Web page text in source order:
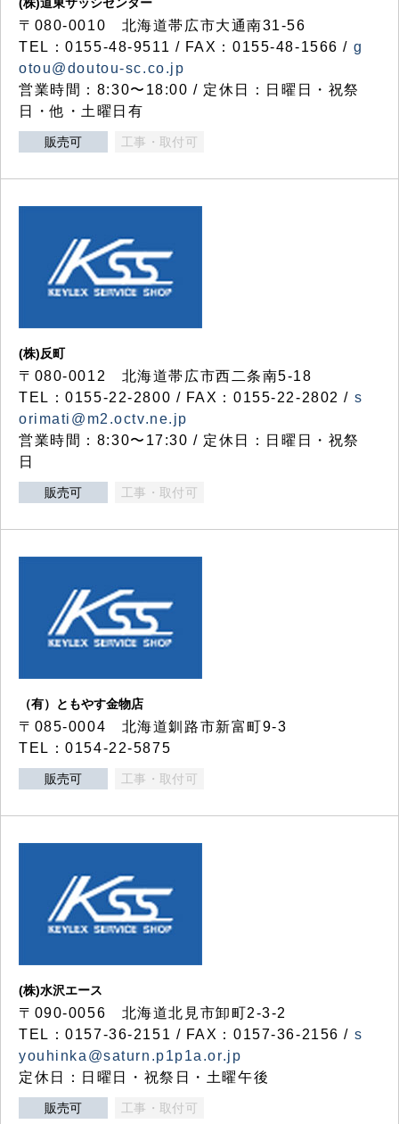
〒080-0010 北海道帯広市大通南31-56
TEL：0155-48-9511 / FAX：0155-48-1566 / g
otou@doutou-sc.co.jp
営業時間：8:30〜18:00 / 定休日：日曜日・祝祭
日・他・土曜日有
販売可 工事・取付可
(株)反町
〒080-0012 北海道帯広市西二条南5-18
TEL：0155-22-2800 / FAX：0155-22-2802 / s
orimati@m2.octv.ne.jp
営業時間：8:30〜17:30 / 定休日：日曜日・祝祭
日
販売可 工事・取付可
（有）ともやす金物店
〒085-0004 北海道釧路市新富町9-3
TEL：0154-22-5875
販売可 工事・取付可
(株)水沢エース
〒090-0056 北海道北見市卸町2-3-2
TEL：0157-36-2151 / FAX：0157-36-2156 / s
youhinka@saturn.p1p1a.or.jp
定休日：日曜日・祝祭日・土曜午後
販売可 工事・取付可